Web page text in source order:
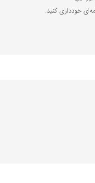
خودداری کنید.